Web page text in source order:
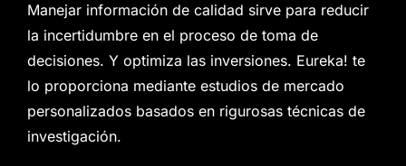
Manejar información de calidad sirve para reducir
la incertidumbre en el proceso de toma de
decisiones. Y optimiza las inversiones. Eureka! te
lo proporciona mediante estudios de mercado
personalizados basados en rigurosas técnicas de
investigación.